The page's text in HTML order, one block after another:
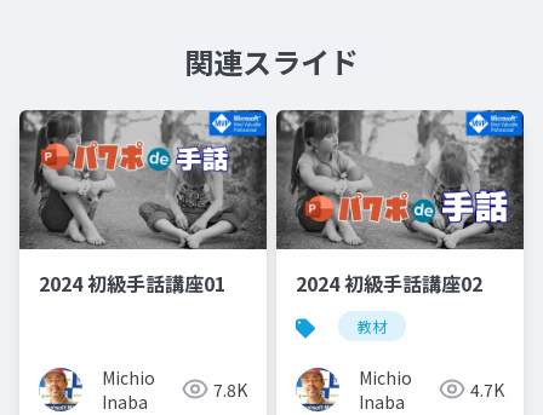
関連スライド
2024 初級手話講座01
Michio
Inaba
7.8K
2024 初級手話講座02
教材
Michio
Inaba
4.7K